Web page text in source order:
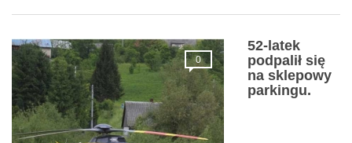
0
52-latek
podpalił się
na sklepowy
parkingu.